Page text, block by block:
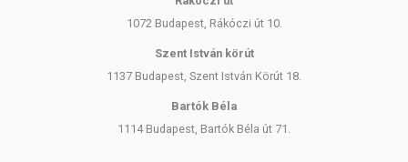
1072 Budapest, Rákóczi út 10.
Szent István körút
1137 Budapest, Szent István Körút 18.
Bartók Béla
1114 Budapest, Bartók Béla út 71.